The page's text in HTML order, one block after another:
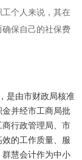
个人来说，其在
保自己的社保费
是由市财政局核准
并经市工商局批
行政管理局、市
的工作质量、服
慧会计作为中小